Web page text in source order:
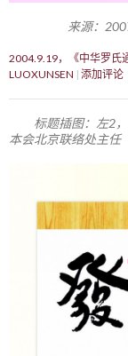
来源：
2004.9.19，《中华罗氏
LUOXUNSEN 添加评论
标题插图：左2
本会北京联络处主